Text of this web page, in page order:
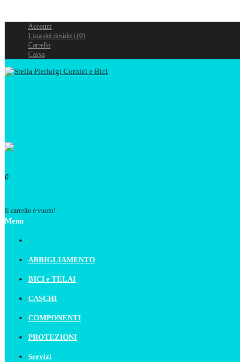
Account
Lista dei desideri (0)
Carrello
Cassa
0
Il carrello è vuoto!
Menu
ABBIGLIAMENTO
BICI e TELAI
CASCHI
COMPONENTI
PROTEZIONI
Servizi